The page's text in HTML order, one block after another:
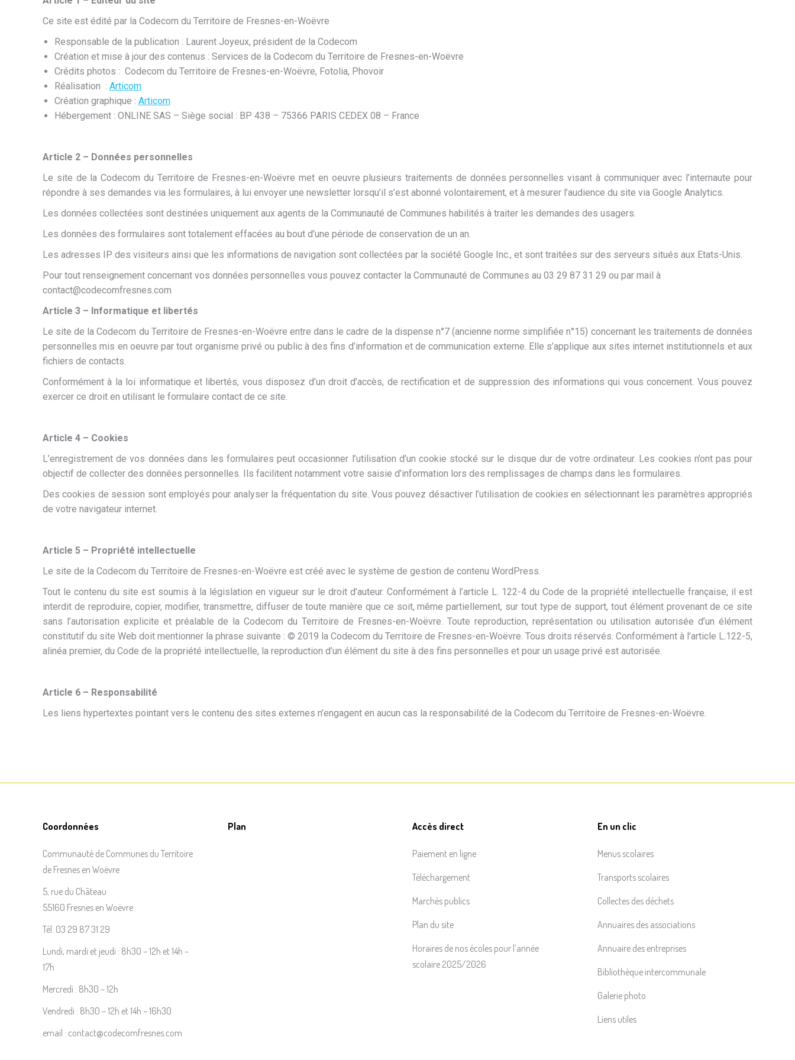
Ce site est édité par la Codecom du Territoire de Fresnes-en-Woëvre
Responsable de la publication : Laurent Joyeux, président de la Codecom
Création et mise à jour des contenus : Services de la Codecom du Territoire de Fresnes-en-Woëvre
Crédits photos : Codecom du Territoire de Fresnes-en-Woëvre, Fotolia, Phovoir
Réalisation : Articom
Création graphique : Articom
Hébergement : ONLINE SAS – Siège social : BP 438 – 75366 PARIS CEDEX 08 – France
Article 2 – Données personnelles
Le site de la Codecom du Territoire de Fresnes-en-Woëvre met en oeuvre plusieurs traitements de données personnelles visant à communiquer avec l’internaute pour
répondre à ses demandes via les formulaires, à lui envoyer une newsletter lorsqu’il s’est abonné volontairement, et à mesurer l’audience du site via Google Analytics.
Les données collectées sont destinées uniquement aux agents de la Communauté de Communes habilités à traiter les demandes des usagers.
Les données des formulaires sont totalement effacées au bout d’une période de conservation de un an.
Les adresses IP des visiteurs ainsi que les informations de navigation sont collectées par la société Google Inc., et sont traitées sur des serveurs situés aux Etats-Unis.
Pour tout renseignement concernant vos données personnelles vous pouvez contacter la Communauté de Communes au 03 29 87 31 29 ou par mail à
contact@codecomfresnes.com
Article 3 – Informatique et libertés
Le site de la Codecom du Territoire de Fresnes-en-Woëvre entre dans le cadre de la dispense n°7 (ancienne norme simplifiée n°15) concernant les traitements de données
personnelles mis en oeuvre par tout organisme privé ou public à des fins d’information et de communication externe. Elle s’applique aux sites internet institutionnels et aux
fichiers de contacts.
Conformément à la loi informatique et libertés, vous disposez d’un droit d’accès, de rectification et de suppression des informations qui vous concernent. Vous pouvez
exercer ce droit en utilisant le formulaire contact de ce site.
Article 4 – Cookies
L’enregistrement de vos données dans les formulaires peut occasionner l’utilisation d’un cookie stocké sur le disque dur de votre ordinateur. Les cookies n’ont pas pour
objectif de collecter des données personnelles. Ils facilitent notamment votre saisie d’information lors des remplissages de champs dans les formulaires.
Des cookies de session sont employés pour analyser la fréquentation du site. Vous pouvez désactiver l’utilisation de cookies en sélectionnant les paramètres appropriés
de votre navigateur internet.
Article 5 – Propriété intellectuelle
Le site de la Codecom du Territoire de Fresnes-en-Woëvre est créé avec le système de gestion de contenu WordPress.
Tout le contenu du site est soumis à la législation en vigueur sur le droit d’auteur. Conformément à l’article L. 122-4 du Code de la propriété intellectuelle française, il est
interdit de reproduire, copier, modifier, transmettre, diffuser de toute manière que ce soit, même partiellement, sur tout type de support, tout élément provenant de ce site
sans l’autorisation explicite et préalable de la Codecom du Territoire de Fresnes-en-Woëvre. Toute reproduction, représentation ou utilisation autorisée d’un élément
constitutif du site Web doit mentionner la phrase suivante : © 2019 la Codecom du Territoire de Fresnes-en-Woëvre. Tous droits réservés. Conformément à l’article L.122-5,
alinéa premier, du Code de la propriété intellectuelle, la reproduction d’un élément du site à des fins personnelles et pour un usage privé est autorisée.
Article 6 – Responsabilité
Les liens hypertextes pointant vers le contenu des sites externes n’engagent en aucun cas la responsabilité de la Codecom du Territoire de Fresnes-en-Woëvre.
Coordonnées
Communauté de Communes du Territoire
de Fresnes en Woëvre
5, rue du Château
55160 Fresnes en Woëvre
Tél. 03 29 87 31 29
Lundi, mardi et jeudi : 8h30 – 12h et 14h –
17h
Mercredi : 8h30 – 12h
Vendredi : 8h30 – 12h et 14h – 16h30
email : contact@codecomfresnes.com
Plan Accès direct
Paiement en ligne
Téléchargement
Marchés publics
Plan du site
Horaires de nos écoles pour l’année
scolaire 2025/2026
En un clic
Menus scolaires
Transports scolaires
Collectes des déchets
Annuaires des associations
Annuaire des entreprises
Bibliothèque intercommunale
Galerie photo
Liens utiles